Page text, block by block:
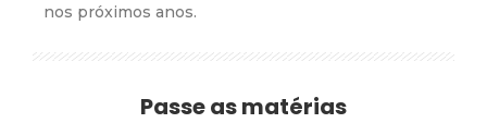
nos próximos anos.
Passe as matérias